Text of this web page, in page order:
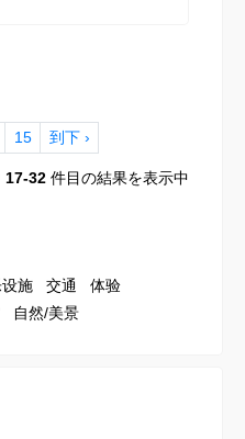
15 到下 ›
17-32 件目の結果を表示中
施 交通
体验
自然/美景